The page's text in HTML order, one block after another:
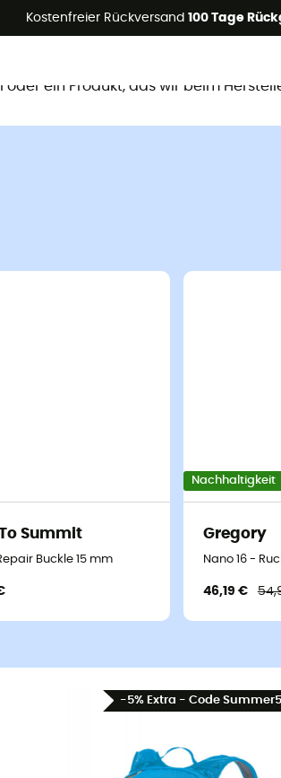
Kostenfreier Rückversand 100 Tage
oder ein Produkt, das wir beim
Summit
Buckle 15 mm
Nachhaltigkeit
Gregory
Nano 16 -
46,19 €
-5% Extra - Code Summer5